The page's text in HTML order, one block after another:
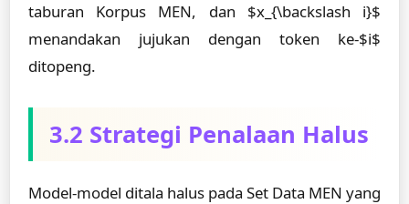
taburan Korpus MEN, dan $x_{\backslash i}$
menandakan jujukan dengan token ke-$i$
ditopeng.
3.2 Strategi Penalaan Halus
Model-model ditala halus pada Set Data MEN yang